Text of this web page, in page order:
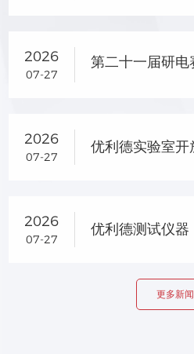
2026
07-27
2026
07-27
2026
07-27
更多新闻